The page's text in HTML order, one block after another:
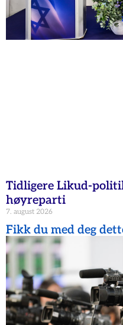
Tidligere Likud-
høyreparti
7. august 2026
Fikk du med deg